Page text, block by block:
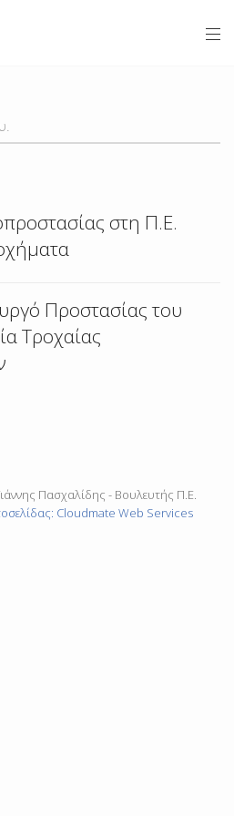
στη Π.Ε.
Προστασίας του
Τροχαίας
Πασχαλίδης - Βουλευτής Π.Ε.
Cloudmate Web Services